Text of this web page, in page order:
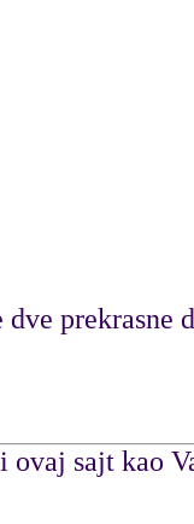
dve prekrasne
ovaj sajt kao